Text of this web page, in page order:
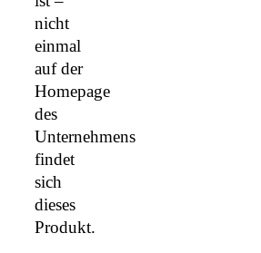
nicht
einmal
auf der
Homepage
des
Unternehmens
findet
sich
dieses
Produkt.